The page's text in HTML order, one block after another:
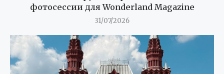
фотосессии для Wonderland Magazine
31/07/2026